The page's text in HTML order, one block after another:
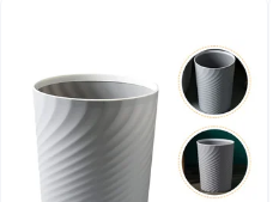
وغرفة النوم والمناسبات